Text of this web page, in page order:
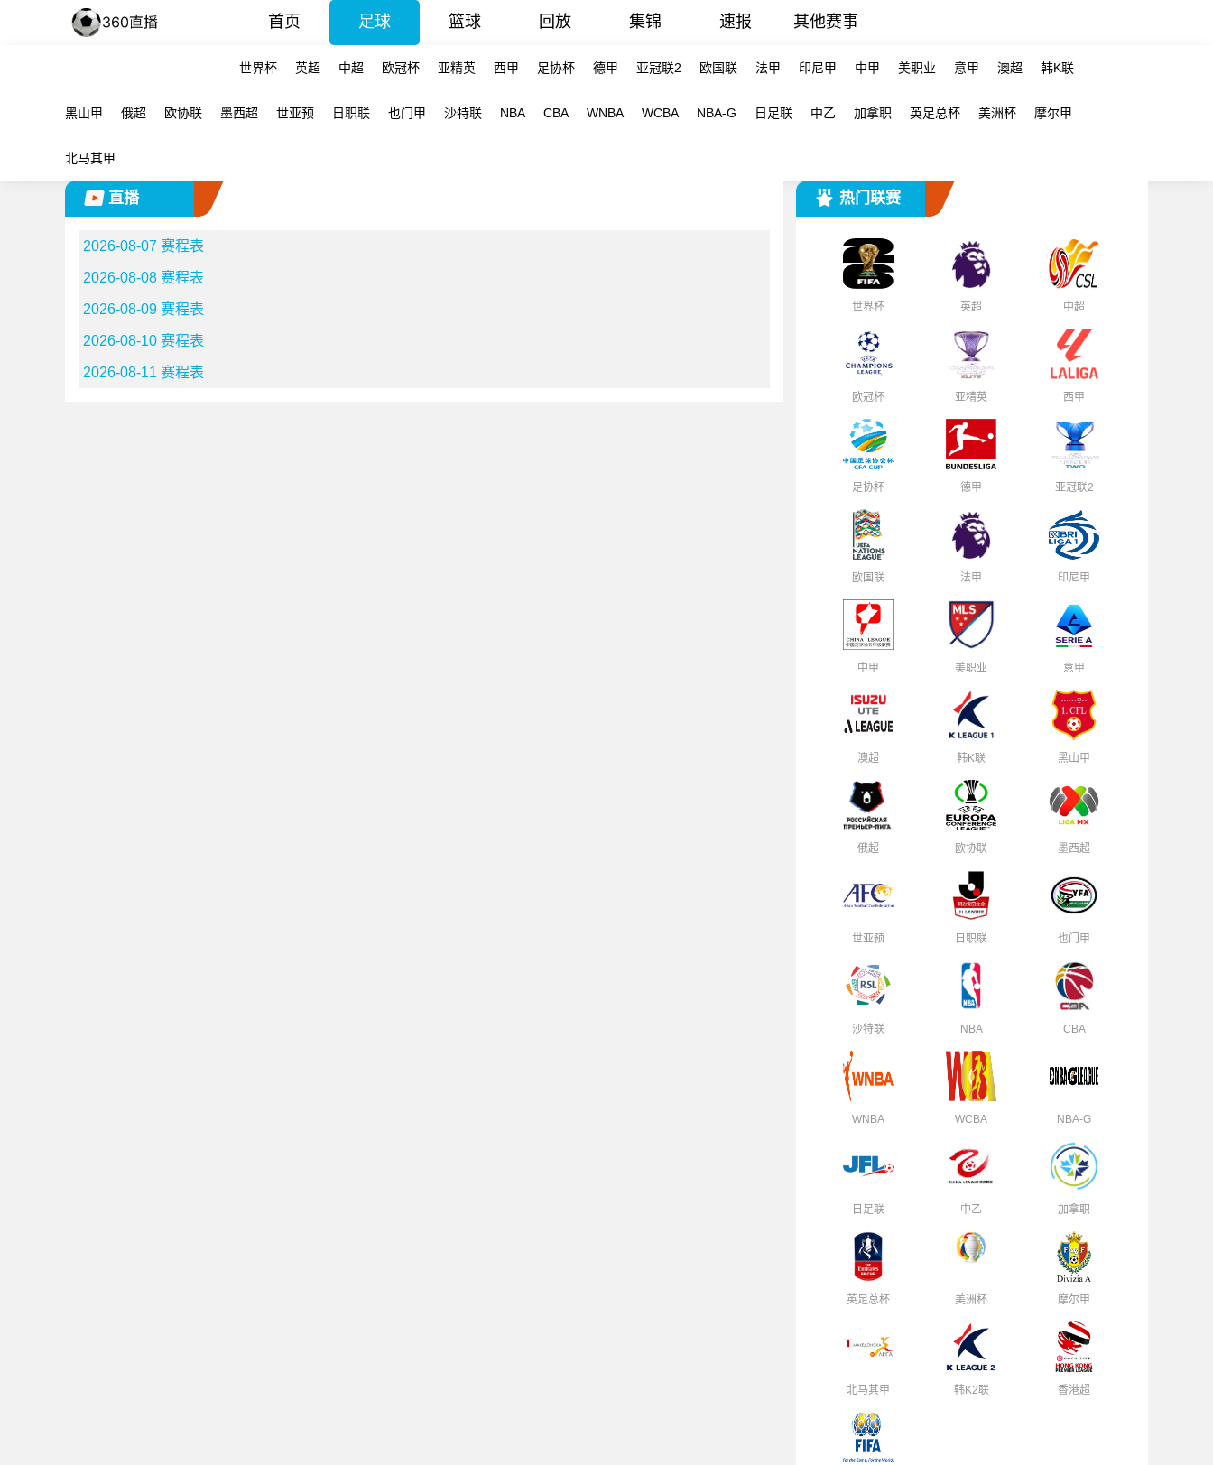
首页 足球 篮球 回放 集锦 速报 其他赛事
世界杯 英超 中超 欧冠杯 亚精英 西甲 足协杯 德甲 亚冠联2 欧国联 法甲 印尼甲 中甲 美职业 意甲 澳超 韩K联
黑山甲 俄超 欧协联 墨西超 世亚预 日职联 也门甲 沙特联 NBA CBA WNBA WCBA NBA-G 日足联 中乙 加拿职 英足总杯 美洲杯 摩尔甲
北马其甲
直播
2026-08-07 赛程表
2026-08-08 赛程表
2026-08-09 赛程表
2026-08-10 赛程表
2026-08-11 赛程表
热门联赛
世界杯 英超 中超
欧冠杯 亚精英 西甲
足协杯 德甲 亚冠联2
欧国联 法甲 印尼甲
中甲 美职业 意甲
澳超 韩K联 黑山甲
俄超 欧协联 墨西超
世亚预 日职联 也门甲
沙特联 NBA CBA
WNBA WCBA NBA-G
日足联 中乙 加拿职
英足总杯 美洲杯 摩尔甲
北马其甲 韩K2联 香港超